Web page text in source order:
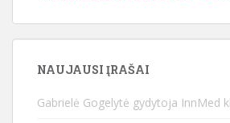
NAUJAUSI ĮRAŠAI
Gabrielė Gogelytė gydytoja InnMed